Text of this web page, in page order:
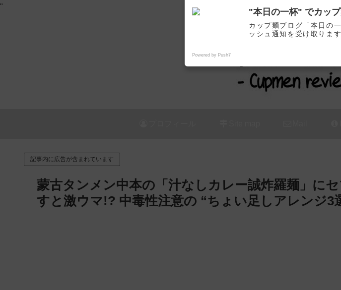
"
カップ麺の新商品をレビュ
記事内に広告が含まれています
蒙古タンメン中本の「汁なしカレー誠炸羅麺」に
すと激ウマ!? 中毒性注意の “ちょい足しアレンジ3
"本日の一杯" でカッ
カップ麺ブログ「本日
ッシュ通知を受け取りま
Powered by Push7